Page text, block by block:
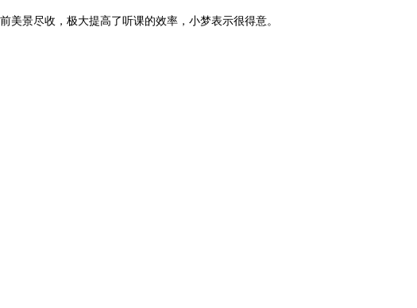
美景尽收，极大提高了听课的效率，小梦表示很得意。